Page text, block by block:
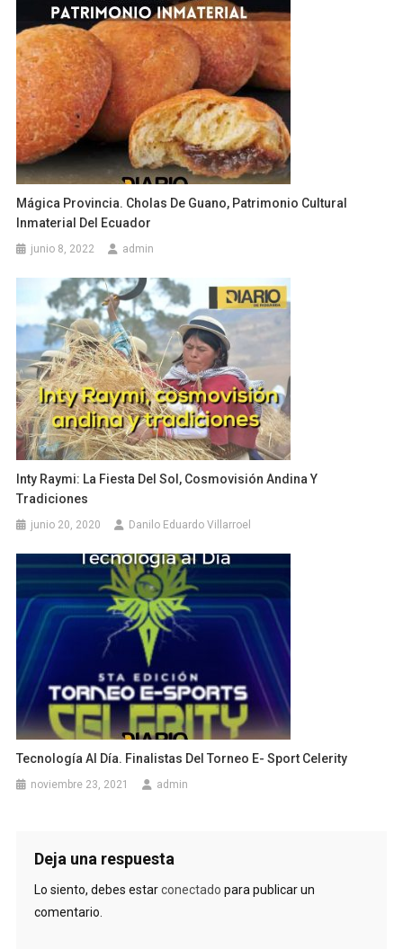
Mágica Provincia. Cholas De Guano, Patrimonio Cultural
Inmaterial Del Ecuador
junio 8, 2022 admin
Inty Raymi: La Fiesta Del Sol, Cosmovisión Andina Y
Tradiciones
junio 20, 2020 Danilo Eduardo Villarroel
Tecnología Al Día. Finalistas Del Torneo E- Sport Celerity
noviembre 23, 2021 admin
Deja una respuesta
Lo siento, debes estarconectado para publicar un
comentario.